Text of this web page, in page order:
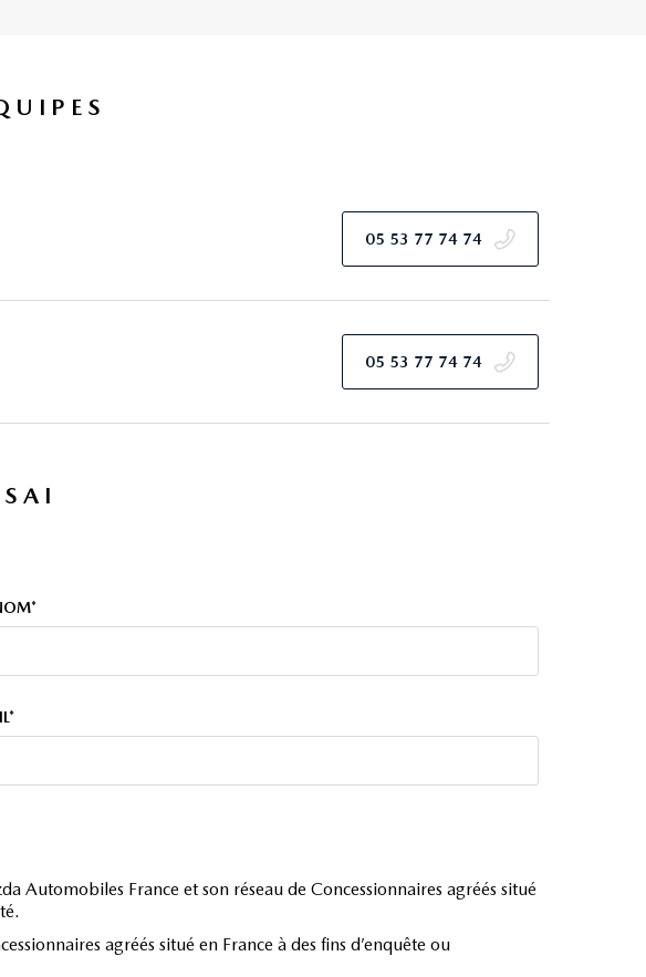
05 53 77 74 74
05 53 77 74 74
Automobiles France et son réseau de Concessionnaires agréés situé
agréés situé en France à des fins d’enquête ou